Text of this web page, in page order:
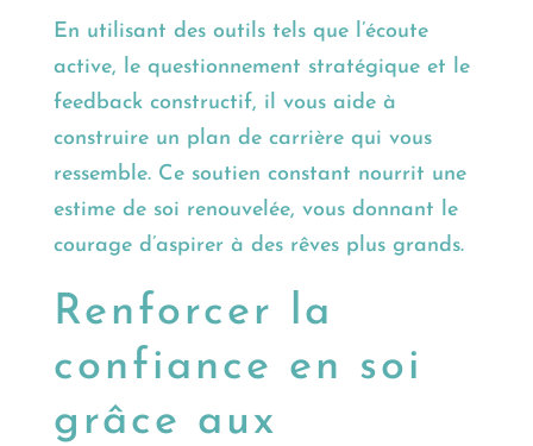
En utilisant des outils tels que l’écoute
active, le questionnement stratégique et le
feedback constructif, il vous aide à
construire un plan de carrière qui vous
ressemble. Ce soutien constant nourrit une
estime de soi renouvelée, vous donnant le
courage d’aspirer à des rêves plus grands.
Renforcer la
confiance en soi
grâce aux